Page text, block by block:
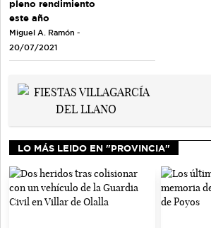
pleno rendimiento
este año
Miguel A. Ramón -
20/07/2021
LO MÁS LEIDO EN "PROVINCIA"